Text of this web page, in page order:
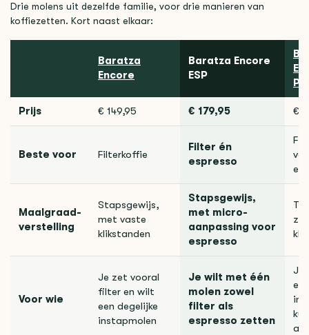
Drie molens uit dezelfde familie, voor drie manieren van
koffiezetten. Kort naast elkaar:
Baratza
Encore
Baratza Encore
ESP
Prijs € 149,95 € 179,95 €
Beste voor Filterkoffie
Filter én
espresso
Maalgraad-
verstelling
Stapsgewijs,
met vaste
klikstanden
Stapsgewijs,
met micro-
aanpassing voor
espresso
Voor wie
Je zet vooral
filter en wilt
een degelijke
instapmolen
Je wilt met één
molen zowel
filter als
espresso zetten
Je
in